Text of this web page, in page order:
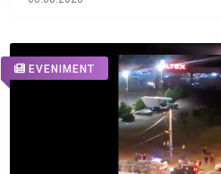
EVENIMENT